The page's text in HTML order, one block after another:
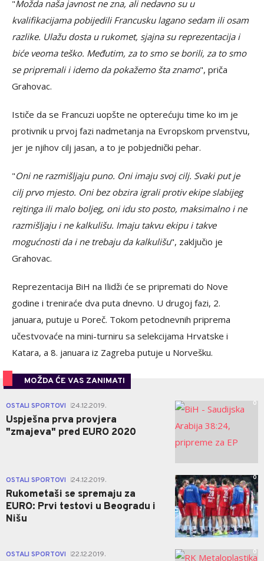
"Možda naša javnost ne zna, ali nedavno su u
kvalifikacijama pobijedili Francusku lagano sedam ili osam
razlike. Ulažu dosta u rukomet, sjajna su reprezentacija i
biće veoma teško. Međutim, za to smo se borili, za to smo
se pripremali i idemo da pokažemo šta znamo", priča
Grahovac.
Ističe da se Francuzi uopšte ne opterećuju time ko im je
protivnik u prvoj fazi nadmetanja na Evropskom prvenstvu,
jer je njihov cilj jasan, a to je pobjednički pehar.
"Oni ne razmišljaju puno. Oni imaju svoj cilj. Svaki put je
cilj prvo mjesto. Oni bez obzira igrali protiv ekipe slabijeg
rejtinga ili malo boljeg, oni idu sto posto, maksimalno i ne
razmišljaju i ne kalkulišu. Imaju takvu ekipu i takve
mogućnosti da i ne trebaju da kalkulišu", zaključio je
Grahovac.
Reprezentacija BiH na Ilidži će se pripremati do Nove
godine i treniraće dva puta dnevno. U drugoj fazi, 2.
januara, putuje u Poreč. Tokom petodnevnih priprema
učestvovaće na mini-turniru sa selekcijama Hrvatske i
Katara, a 8. januara iz Zagreba putuje u Norvešku.
MOŽDA ĆE VAS ZANIMATI
OSTALI SPORTOVI 24.12.2019.
Uspješna prva provjera
"zmajeva" pred EURO 2020
0
OSTALI SPORTOVI 24.12.2019.
Rukometaši se spremaju za
EURO: Prvi testovi u Beogradu i
Nišu
0
OSTALI SPORTOVI 22.12.2019. 0